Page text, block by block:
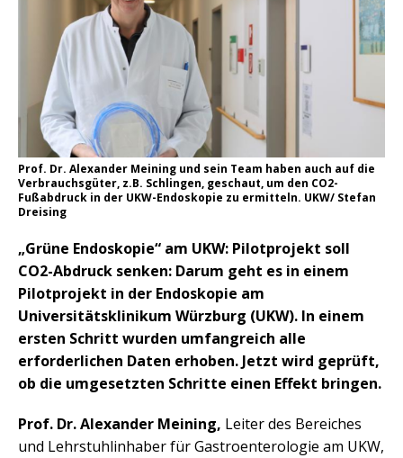
Prof. Dr. Alexander Meining und sein Team haben auch auf die
Verbrauchsgüter, z.B. Schlingen, geschaut, um den CO2-
Fußabdruck in der UKW-Endoskopie zu ermitteln. UKW/ Stefan
Dreising
„Grüne Endoskopie“ am UKW: Pilotprojekt soll
CO2-Abdruck senken: Darum geht es in einem
Pilotprojekt in der Endoskopie am
Universitätsklinikum Würzburg (UKW). In einem
ersten Schritt wurden umfangreich alle
erforderlichen Daten erhoben. Jetzt wird geprüft,
ob die umgesetzten Schritte einen Effekt bringen.
Prof. Dr. Alexander Meining, Leiter des Bereiches
und Lehrstuhlinhaber für Gastroenterologie am UKW,